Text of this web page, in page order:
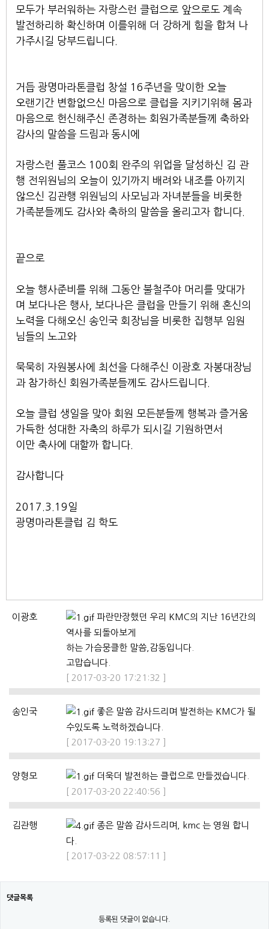
모두가 부러워하는 자랑스런 클럽으로 앞으로도 계속
발전하리하 확신하며 이를위해 더 강하게 힘을 합쳐 나
가주시길 당부드립니다.
거듭 광명마라톤클럽 창설 16주년을 맞이한 오늘
오랜기간 변함없으신 마음으로 클럽을 지키기위해 몸과
마음으로 헌신해주신 존경하는 회원가족분들께 축하와
감사의 말씀을 드림과 동시에
자랑스런 풀코스 100회 완주의 위업을 달성하신 김 관
행 전위원님의 오늘이 있기까지 배려와 내조를 아끼지
않으신 김관행 위원님의 사모님과 자녀분들을 비롯한
가족분들께도 감사와 축하의 말씀을 올리고자 합니다.
끝으로
오늘 행사준비를 위해 그동안 불철주야 머리를 맞대가
며 보다나은 행사, 보다나은 클럽을 만들기 위해 혼신의
노력을 다해오신 송인국 회장님을 비롯한 집행부 임원
님들의 노고와
묵묵히 자원봉사에 최선을 다해주신 이광호 자봉대장님
과 참가하신 회원가족분들께도 감사드립니다.
오늘 클럽 생일을 맞아 회원 모든분들께 행복과 즐거움
가득한 성대한 자축의 하루가 되시길 기원하면서
이만 축사에 대할까 합니다.
감사합니다
2017.3.19일
광명마라톤클럽 김 학도
이광호
파란만장했던 우리 KMC의 지난 16년간의
역사를 되돌아보게
하는 가슴뭉클한 말씀,감동입니다.
고맙습니다.
[ 2017-03-20 17:21:32 ]
송인국
좋은 말씀 감사드리며 발전하는 KMC가 될
수있도록 노력하겠습니다.
[ 2017-03-20 19:13:27 ]
양형모
더욱더 발전하는 클럽으로 만들겠습니다.
[ 2017-03-20 22:40:56 ]
김관행
종은 말씀 감사드리며, kmc 는 영원 합니
다.
[ 2017-03-22 08:57:11 ]
댓글목록
등록된 댓글이 없습니다.